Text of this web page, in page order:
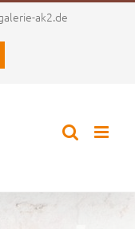
ak2.de